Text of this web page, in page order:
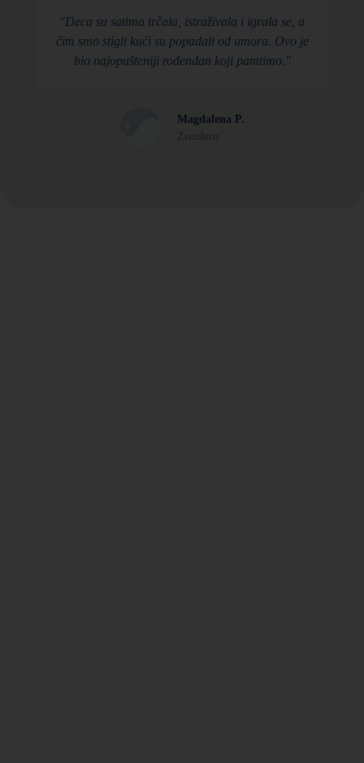
"Deca su satima trčala, istraživala i igrala se, a
čim smo stigli kući su popadali od umora. Ovo je
bio najopušteniji rođendan koji pamtimo."
Magdalena P.
Zvezdara